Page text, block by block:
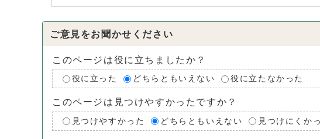
ご意見をお聞かせください
このページは役に立ちましたか？
役に立った どちらともいえない 役に立たなかった
このページは見つけやすかったですか？
見つけやすかった どちらともいえない 見つけにくか